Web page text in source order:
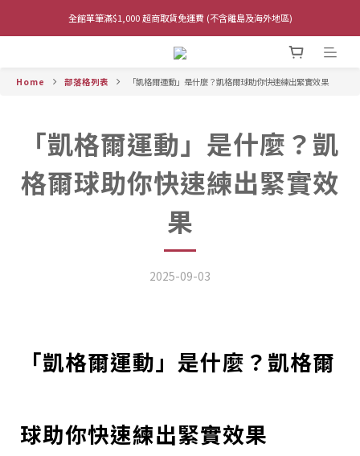
全館單筆滿$1,000 超商取貨免運費 (不含離島及海外地區)
全館單筆滿$1,000 超商取貨免運費 (不含離島及海外地區)
加入line官方會員享折扣金50 ＠wtide
隱密包裝-外箱無任何情趣字樣
Home 部落格列表 「凱格爾運動」是什麼？凱格爾球助你快速練出緊實效果
「凱格爾運動」是什麼？凱
格爾球助你快速練出緊實效
果
2025-09-03
「凱格爾運動」是什麼？凱格爾
球助你快速練出緊實效果